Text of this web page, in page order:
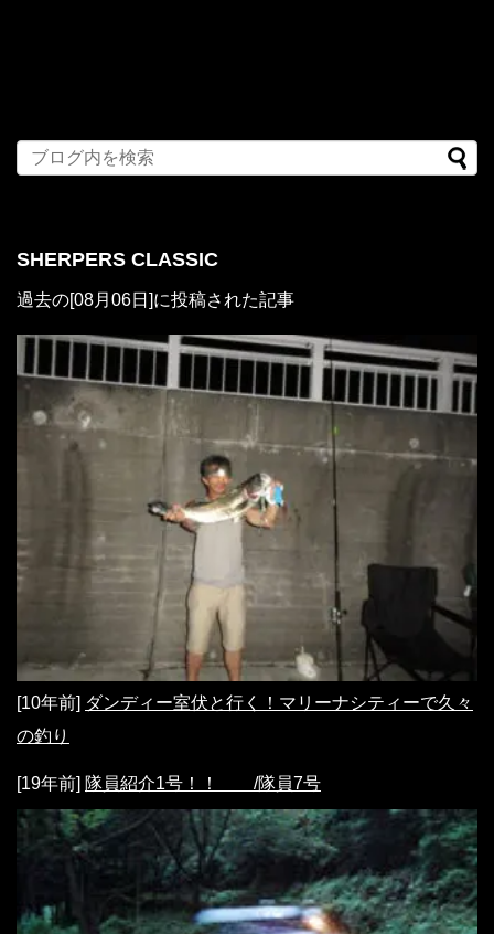
SHERPERS CLASSIC
過去の[08月06日]に投稿された記事
[10年前] ダンディー室伏と行く！マリーナシティーで久々
の釣り
[19年前] 隊員紹介1号！！ /隊員7号